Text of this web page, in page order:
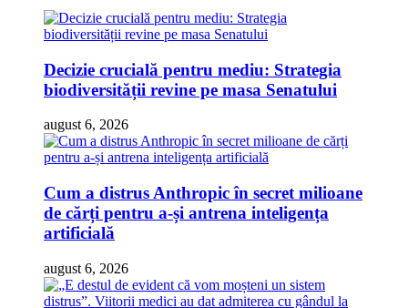
Decizie crucială pentru mediu: Strategia
biodiversității revine pe masa Senatului
august 6, 2026
Cum a distrus Anthropic în secret milioane
de cărți pentru a-și antrena inteligența
artificială
august 6, 2026